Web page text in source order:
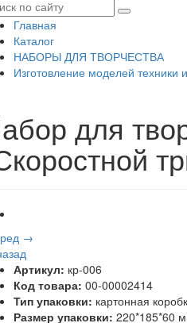
Главная
Каталог
НАБОРЫ ДЛЯ ТВОРЧЕСТВА
Изготовление моделей техники
для
→
Артикул: кр-006
Код товара: 00-00002414
Тип упаковки: картонная
Размер упаковки: 220*185*60